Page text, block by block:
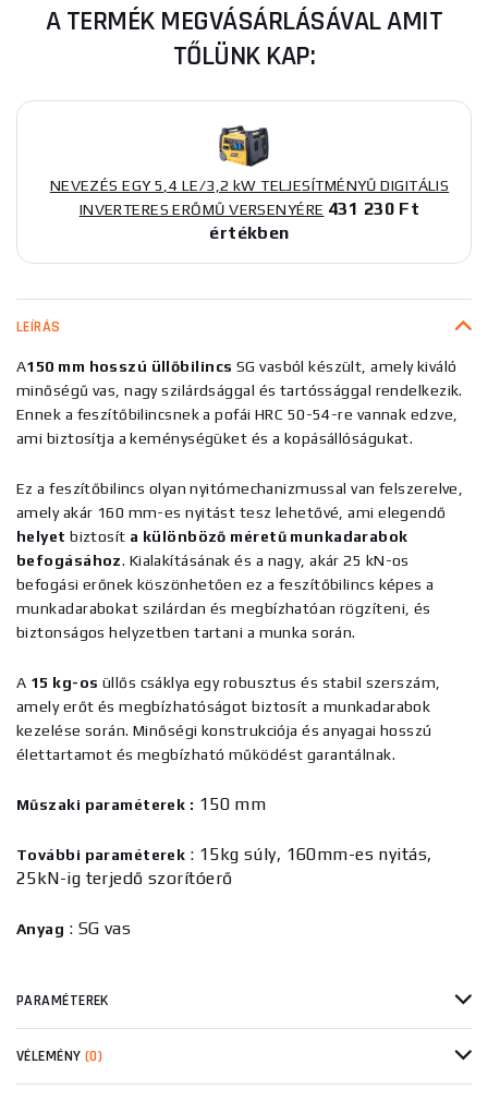
A TERMÉK MEGVÁSÁRLÁSÁVAL AMIT
TŐLÜNK KAP:
NEVEZÉS EGY 5,4 LE/3,2 kW TELJESÍTMÉNYŰ DIGITÁLIS
INVERTERES ERŐMŰ VERSENYÉRE 431 230 Ft
értékben
LEÍRÁS
A150 mm hosszú üllőbilincs SG vasból készült, amely kiváló
minőségű vas, nagy szilárdsággal és tartóssággal rendelkezik.
Ennek a feszítőbilincsnek a pofái HRC 50-54-re vannak edzve,
ami biztosítja a keménységüket és a kopásállóságukat.
Ez a feszítőbilincs olyan nyitómechanizmussal van felszerelve,
amely akár 160 mm-es nyitást tesz lehetővé, ami elegendő
helyet biztosít a különböző méretű munkadarabok
befogásához. Kialakításának és a nagy, akár 25 kN-os
befogási erőnek köszönhetően ez a feszítőbilincs képes a
munkadarabokat szilárdan és megbízhatóan rögzíteni, és
biztonságos helyzetben tartani a munka során.
A 15 kg-os üllős csáklya egy robusztus és stabil szerszám,
amely erőt és megbízhatóságot biztosít a munkadarabok
kezelése során. Minőségi konstrukciója és anyagai hosszú
élettartamot és megbízható működést garantálnak.
Műszaki paraméterek : 150 mm
További paraméterek : 15kg súly, 160mm-es nyitás,
25kN-ig terjedő szorítóerő
Anyag : SG vas
PARAMÉTEREK
VÉLEMÉNY (0)